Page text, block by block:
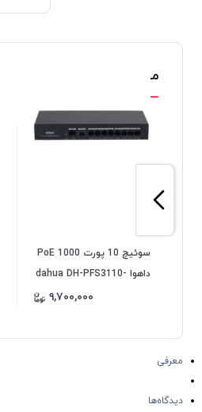
محصولات مشابه
سوئیچ 10 پورت 1000 PoE
داهوا dahua DH-PFS3110-
۹,۷۰۰,۰۰۰
معرفی
دیدگاه‌ها